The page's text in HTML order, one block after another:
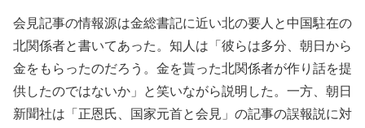
会見記事の情報源は金総書記に近い北の要人と中国駐在の
北関係者と書いてあった。知人は「彼らは多分、朝日から
金をもらったのだろう。金を貰った北関係者が作り話を提
供したのではないか」と笑いながら説明した。一方、朝日
新聞社は「正恩氏、国家元首と会見」の記事の誤報説に対